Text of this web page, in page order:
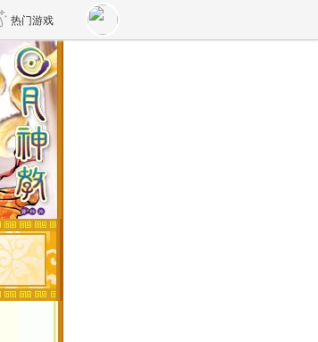
热门游戏
传奇4
新天龙八部
仙剑世界